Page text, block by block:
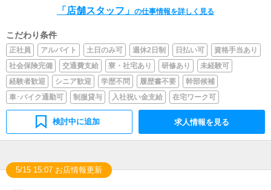
「店舗スタッフ」 の仕事情報を詳しく見る
こだわり条件
正社員 アルバイト 土日のみ可 週休2日制 日払い可
資格手当あり
社会保険完備
交通費支給 寮・社宅あり 研修あり
未経験可
経験者歓迎
シニア歓迎 学歴不問 履歴書不要
幹部候補
車･バイク通勤可
制服貸与 入社祝い金支給 在宅ワーク可
検討中に追加 求人情報を見る
5/15 15:07 お店情報更新